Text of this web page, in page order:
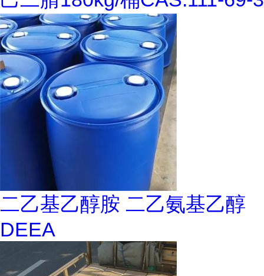
二乙基乙醇胺 二乙氨基乙醇
DEEA